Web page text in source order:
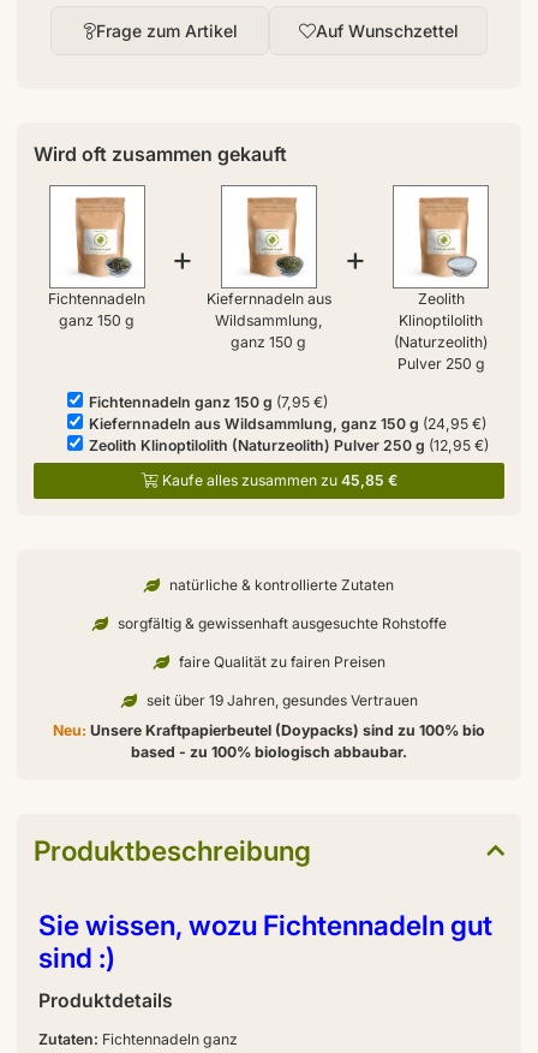
Frage zum Artikel Auf Wunschzettel
Wird oft zusammen gekauft
Fichtennadeln
ganz 150 g
+
Kiefernnadeln aus
Wildsammlung,
ganz 150 g
+
Zeolith
Klinoptilolith
(Naturzeolith)
Pulver 250 g
Fichtennadeln ganz 150 g (7,95 €)
Kiefernnadeln aus Wildsammlung, ganz 150 g (24,95 €)
Zeolith Klinoptilolith (Naturzeolith) Pulver 250 g (12,95 €)
Kaufe alles zusammen zu 45,85 €
natürliche & kontrollierte Zutaten
sorgfältig & gewissenhaft ausgesuchte Rohstoffe
faire Qualität zu fairen Preisen
seit über 19 Jahren, gesundes Vertrauen
Neu: Unsere Kraftpapierbeutel (Doypacks) sind zu 100% bio
based - zu 100% biologisch abbaubar.
Produktbeschreibung
Sie wissen, wozu Fichtennadeln gut
sind :)
Produktdetails
Zutaten: Fichtennadeln ganz